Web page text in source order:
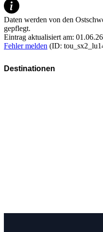
Daten werden von den
gepflegt.
Eintrag aktualisiert am:
Fehler melden (ID:
Destinationen